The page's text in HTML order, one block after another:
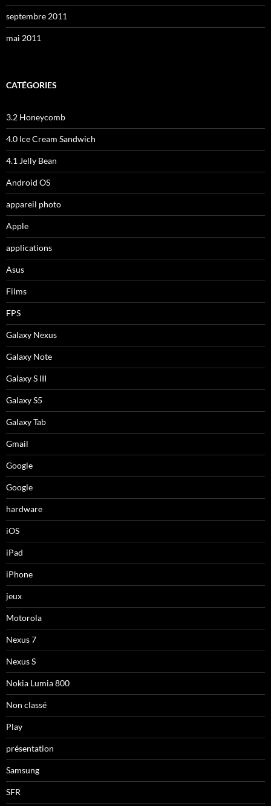
septembre 2011
mai 2011
CATÉGORIES
3.2 Honeycomb
4.0 Ice Cream Sandwich
4.1 Jelly Bean
Android OS
appareil photo
Apple
applications
Asus
Films
FPS
Galaxy Nexus
Galaxy Note
Galaxy S III
Galaxy S5
Galaxy Tab
Gmail
Google
Google
hardware
iOS
iPad
iPhone
jeux
Motorola
Nexus 7
Nexus S
Nokia Lumia 800
Non classé
Play
présentation
Samsung
SFR